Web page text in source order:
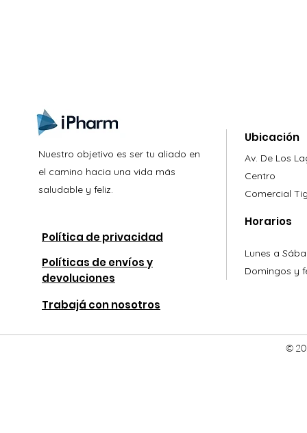
Nuestro objetivo es ser tu aliado en
el camino hacia una vida más
saludable y feliz.
Política de privacidad
Políticas de envíos y
devoluciones
Trabajá con nosotros
Ubicación
Av. De Los
Centro
Comercial
Horarios
Lunes a
Domingos y
©